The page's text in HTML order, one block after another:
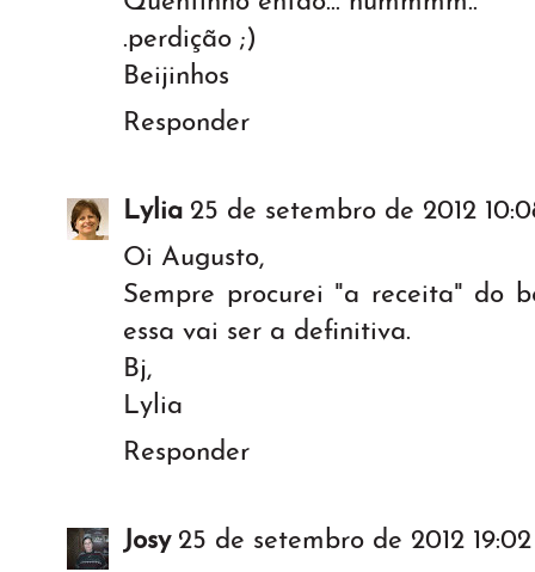
.perdição ;)
Beijinhos
Responder
Lylia 25 de setembro de 2012
Oi Augusto,
Sempre procurei "a receita" do
essa vai ser a definitiva.
Bj,
Lylia
Responder
Josy 25 de setembro de 2012 19:02